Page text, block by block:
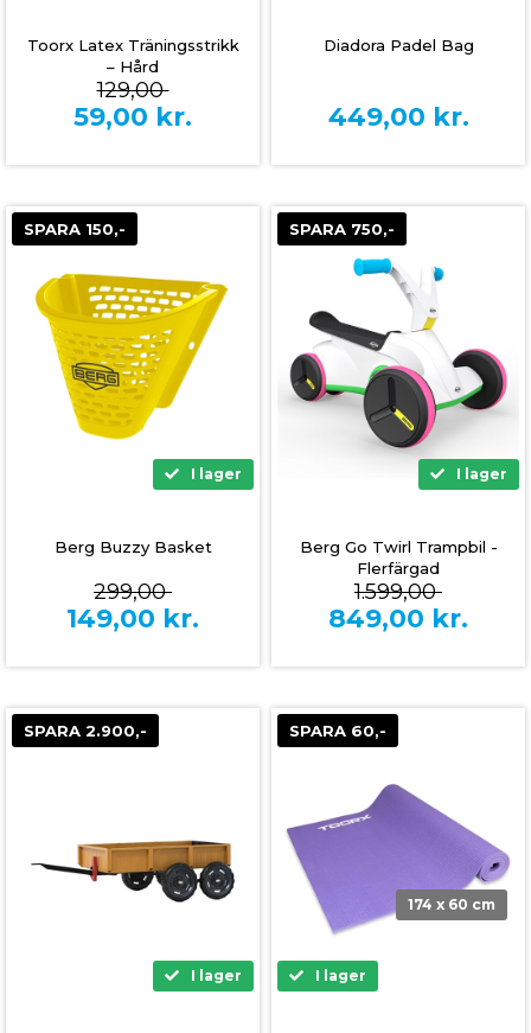
Toorx Latex Träningsstrikk
– Hård
129,00
59,00 kr.
Diadora Padel Bag
449,00 kr.
SPARA 150,-
I lager
Berg Buzzy Basket
299,00
149,00 kr.
SPARA 750,-
I lager
Berg Go Twirl Trampbil -
Flerfärgad
1.599,00
849,00 kr.
SPARA 2.900,-
I lager
SPARA 60,-
174 x 60 cm
I lager